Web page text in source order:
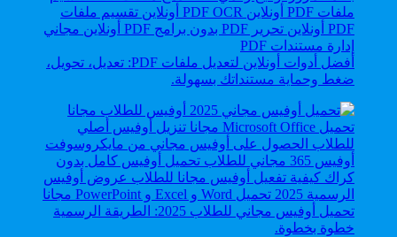
أفضل أدوات أونلاين لتعديل ملفات PDF: تعديل، تحويل،
ضغط وحماية مستنداتك بسهولة.
تحميل أوفيس مجاني للطلاب 2025: الطريقة الرسمية
خطوة بخطوة.